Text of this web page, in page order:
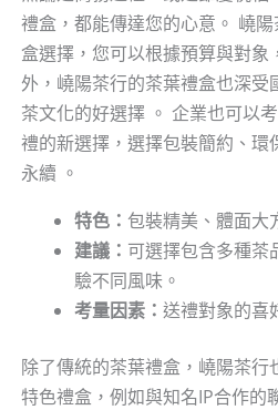
禮盒，都能傳達您的心意。 嶢
盒選擇，您可以根據預算與對象
外，嶢陽茶行的茶葉禮盒也深
茶文化的好選擇 。 企業也可以
禮的新選擇，選擇包裝簡約、環
永續 。
特色： 包裝精美、體面大
建議： 可選擇包含多種茶
驗不同風味。
考量因素： 送禮對象的喜
除了傳統的茶葉禮盒，嶢陽茶
特色禮盒，例如與知名IP合作的